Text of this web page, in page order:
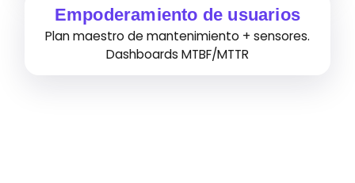
Empoderamiento de usuarios
Plan maestro de mantenimiento + sensores.
Dashboards MTBF/MTTR